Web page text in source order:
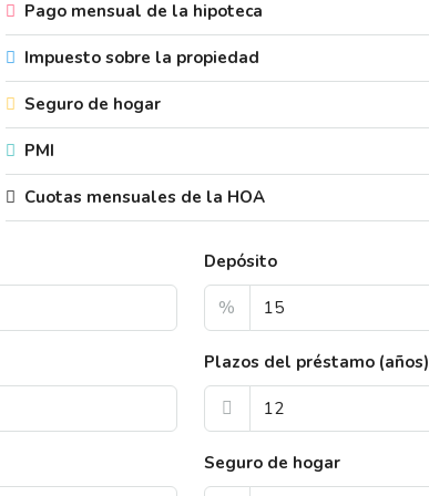
Pago mensual de la hipoteca
Impuesto sobre la propiedad
Seguro de hogar
PMI
Cuotas mensuales de la HOA
Depósito
%
Plazos del préstamo (años)
Seguro de hogar